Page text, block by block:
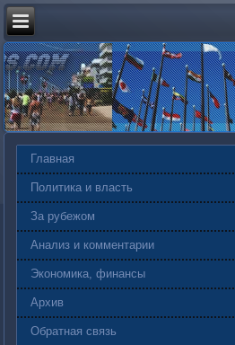
Главная
Политика и власть
За рубежом
Анализ и комментарии
Экономика, финансы
Архив
Обратная связь